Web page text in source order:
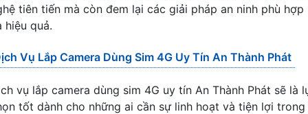
tiên tiến mà còn đem lại các giải pháp an ninh phù hợp
hiệu quả.
Vụ Lắp Camera Dùng Sim 4G Uy Tín An Thành Phát
vụ lắp camera dùng sim 4G uy tín An Thành Phát sẽ là
tốt dành cho những ai cần sự linh hoạt và tiện lợi trong